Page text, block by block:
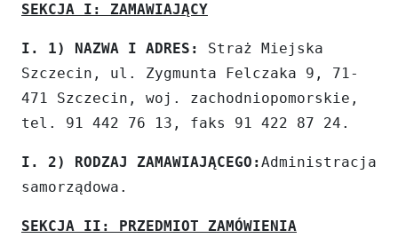
SEKCJA I: ZAMAWIAJĄCY
I. 1) NAZWA I ADRES:
Straż Miejska
Szczecin, ul. Zygmunta Felczaka 9, 71-
471 Szczecin, woj. zachodniopomorskie,
tel. 91 442 76 13, faks 91 422 87 24.
I. 2) RODZAJ ZAMAWIAJĄCEGO:Administracja
samorządowa.
SEKCJA II: PRZEDMIOT ZAMÓWIENIA